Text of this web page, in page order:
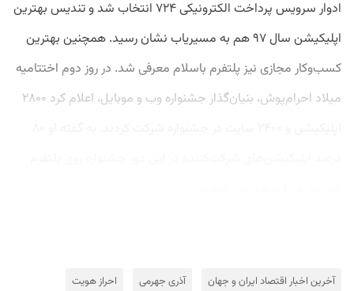
ادوار سرویس پرداخت الکترونیکی ۷۲۴ انتخاب شد و تندیس بهترین
اپلیکیشن سال ۹۷ هم به مسیریاب نشان رسید. همچنین بهترین‌
کسب‌وکار مجازی نیز پلتفرم باسلام معرفی شد. در روز دوم اختتامیه
میلاد احرام‌پوش، بنیان‌گذار جشنواره وب و موبایل، اعلام کرد ۲۸۰۰
آخرین اخبار اقتصاد ایران و جهان آذری جهرمی احراز هویت